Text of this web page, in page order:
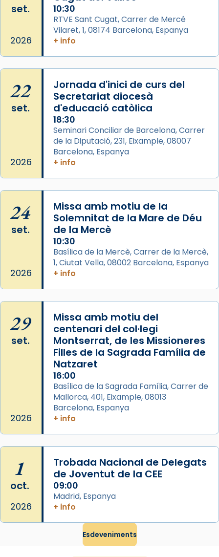
pontifici, amb orquestra i cor, i té una
duració aproximada de tres hores. Després,
processó (recuperada el 1972) al voltant
del temple amb les relíquies de les santes.
Des de 1985 hi participa també un grup de
diablesses amb música i ball propis. Festa
gran a Mataró.
«Si vols saber què és calor, ves per les
Santes a Mataró»🥵.
Photo
View on Facebook · Share
2 weeks ago
seu germà Joan i Pere un dels que
acompanyava més de prop Jesús.
Segons el llibre dels Fets (12,2) fou el primer
apòstol màrtir, decapitat a Jerusalem per
Herodes Agripa (vers l'any 44).
musulmanes fou venerat com a patró dels
Regnes castellans i més tard de tota
Espanya.
El seu sepulcre a Compostela fou un gran
centre de peregrinacions medievals de tot
el món cristià, després de Roma i terra
«A Raïms de Sant Jaume, raïms aigualits;
raïms de setembre te'n llepes els dits»,
segons una dita popular.
set.
2026
10:30
RTVE Sant Cugat, Carrer de Mercé
Vilaret, 1, 08174 Barcelona, Espanya
+ info
22
set.
2026
Jornada d'inici de curs del
Secretariat diocesà
d'educació catòlica
18:30
Seminari Conciliar de Barcelona, Carrer
de la Diputació, 231, Eixample, 08007
Barcelona, Espanya
+ info
24
set.
2026
Missa amb motiu de la
Solemnitat de la Mare de Déu
de la Mercè
10:30
Basílica de la Mercè, Carrer de la Mercè,
1, Ciutat Vella, 08002 Barcelona, Espanya
+ info
29
set.
2026
Missa amb motiu del
centenari del col·legi
Montserrat, de les Missioneres
Filles de la Sagrada Família de
Natzaret
16:00
Basílica de la Sagrada Família, Carrer de
Mallorca, 401, Eixample, 08013
Barcelona, Espanya
+ info
1
oct.
2026
Trobada Nacional de Delegats
de Joventut de la CEE
09:00
Madrid, Espanya
+ info
Esdeveniments